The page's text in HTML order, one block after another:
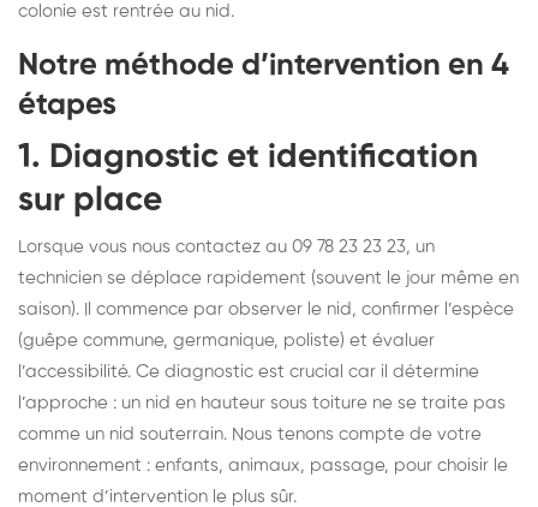
colonie est rentrée au nid.
Notre méthode d’intervention en 4
étapes
1. Diagnostic et identification
sur place
Lorsque vous nous contactez au 09 78 23 23 23, un
technicien se déplace rapidement (souvent le jour même en
saison). Il commence par observer le nid, confirmer l’espèce
(guêpe commune, germanique, poliste) et évaluer
l’accessibilité. Ce diagnostic est crucial car il détermine
l’approche : un nid en hauteur sous toiture ne se traite pas
comme un nid souterrain. Nous tenons compte de votre
environnement : enfants, animaux, passage, pour choisir le
moment d’intervention le plus sûr.